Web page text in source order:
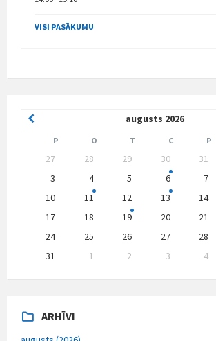
VISI PASĀKUMU
augusts 2026
Previous
Month
P O T C P
calendar
27 28 29 30 31
3
4 5 6 7
10
11 12 13 14
17
18 19 20 21
24
25 26 27 28
31
1 2 3 4
to
ARHĪVI